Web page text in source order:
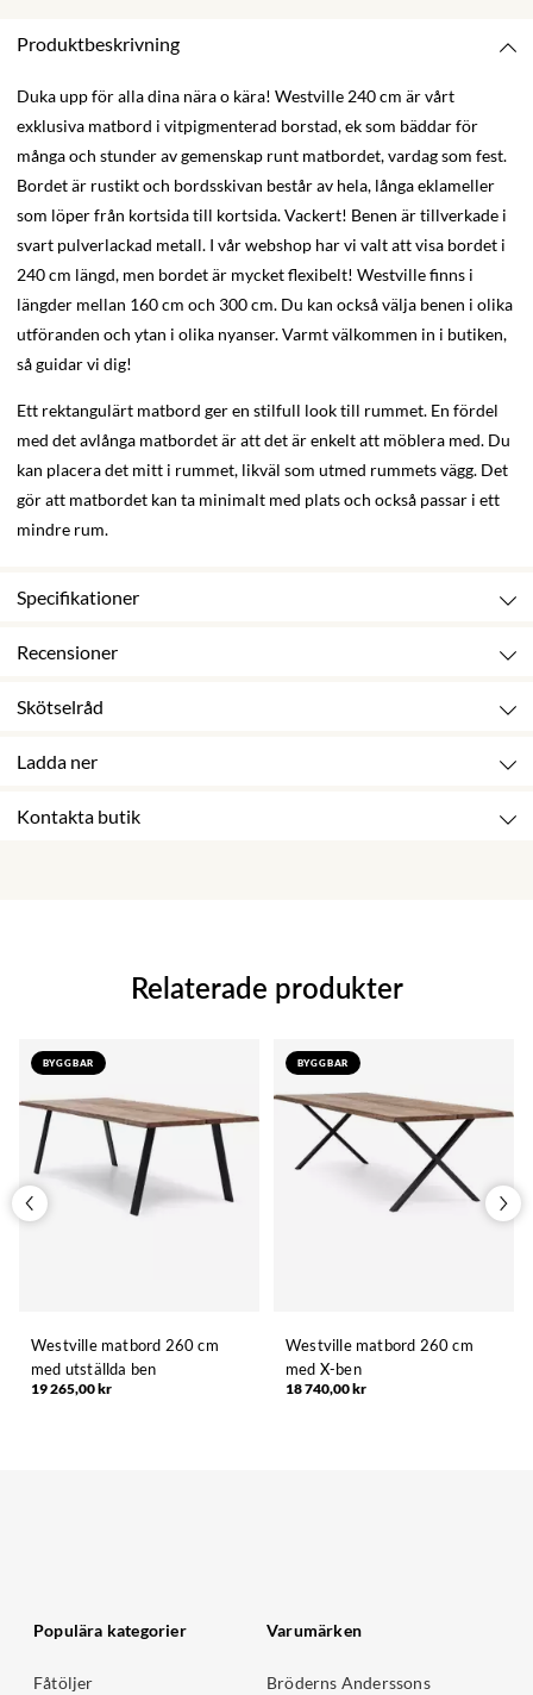
Produktbeskrivning
Duka upp för alla dina nära o kära! Westville 240 cm är vårt
exklusiva matbord i vitpigmenterad borstad, ek som bäddar för
många och stunder av gemenskap runt matbordet, vardag som fest.
Bordet är rustikt och bordsskivan består av hela, långa eklameller
som löper från kortsida till kortsida. Vackert! Benen är tillverkade i
svart pulverlackad metall. I vår webshop har vi valt att visa bordet i
240 cm längd, men bordet är mycket flexibelt! Westville finns i
längder mellan 160 cm och 300 cm. Du kan också välja benen i olika
utföranden och ytan i olika nyanser. Varmt välkommen in i butiken,
så guidar vi dig!
Ett rektangulärt matbord ger en stilfull look till rummet. En fördel
med det avlånga matbordet är att det är enkelt att möblera med. Du
kan placera det mitt i rummet, likväl som utmed rummets vägg. Det
gör att matbordet kan ta minimalt med plats och också passar i ett
mindre rum.
Specifikationer
Recensioner
Skötselråd
Ladda ner
Kontakta butik
Relaterade produkter
BYGGBAR
Westville matbord 260 cm
med utställda ben
19 265,00 kr
BYGGBAR
Westville matbord 260 cm
med X-ben
18 740,00 kr
Populära kategorier
Fåtöljer
Varumärken
Bröderns Anderssons